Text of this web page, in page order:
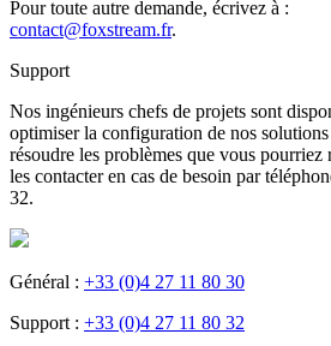
Pour toute autre demande, écrivez à :
contact@foxstream.fr.
Support
Nos ingénieurs chefs de projets sont
optimiser la configuration de nos
résoudre les problèmes que vous pourriez
les contacter en cas de besoin par
32.
Général : +33 (0)4 27 11 80 30
Support : +33 (0)4 27 11 80 32